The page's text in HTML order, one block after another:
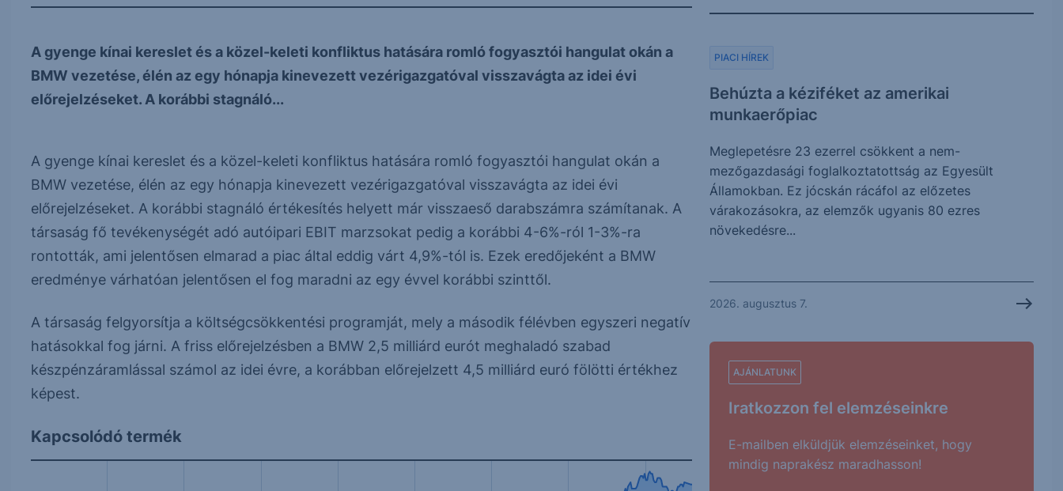
A gyenge kínai kereslet és a közel-keleti konfliktus hatására romló fogyasztói hangulat okán a
BMW vezetése, élén az egy hónapja kinevezett vezérigazgatóval visszavágta az idei évi
előrejelzéseket. A korábbi stagnáló...
A gyenge kínai kereslet és a közel-keleti konfliktus hatására romló fogyasztói hangulat okán a
BMW vezetése, élén az egy hónapja kinevezett vezérigazgatóval visszavágta az idei évi
előrejelzéseket. A korábbi stagnáló értékesítés helyett már visszaeső darabszámra számítanak. A
társaság fő tevékenységét adó autóipari EBIT marzsokat pedig a korábbi 4-6%-ról 1-3%-ra
rontották, ami jelentősen elmarad a piac által eddig várt 4,9%-tól is. Ezek eredőjeként a BMW
eredménye várhatóan jelentősen el fog maradni az egy évvel korábbi szinttől.
A társaság felgyorsítja a költségcsökkentési programját, mely a második félévben egyszeri negatív
hatásokkal fog járni. A friss előrejelzésben a BMW 2,5 milliárd eurót meghaladó szabad
készpénzáramlással számol az idei évre, a korábban előrejelzett 4,5 milliárd euró fölötti értékhez
képest.
Kapcsolódó termék
Behúzta a kéziféket az amerikai
munkaerőpiac
PIACI HÍREK
Meglepetésre 23 ezerrel csökkent a nem-
mezőgazdasági foglalkoztatottság az Egyesült
Államokban. Ez jócskán rácáfol az előzetes
várakozásokra, az elemzők ugyanis 80 ezres
növekedésre...
2026. augusztus 7.
AJÁNLATUNK
Iratkozzon fel elemzéseinkre
E-mailben elküldjük elemzéseinket, hogy
mindig naprakész maradhasson!